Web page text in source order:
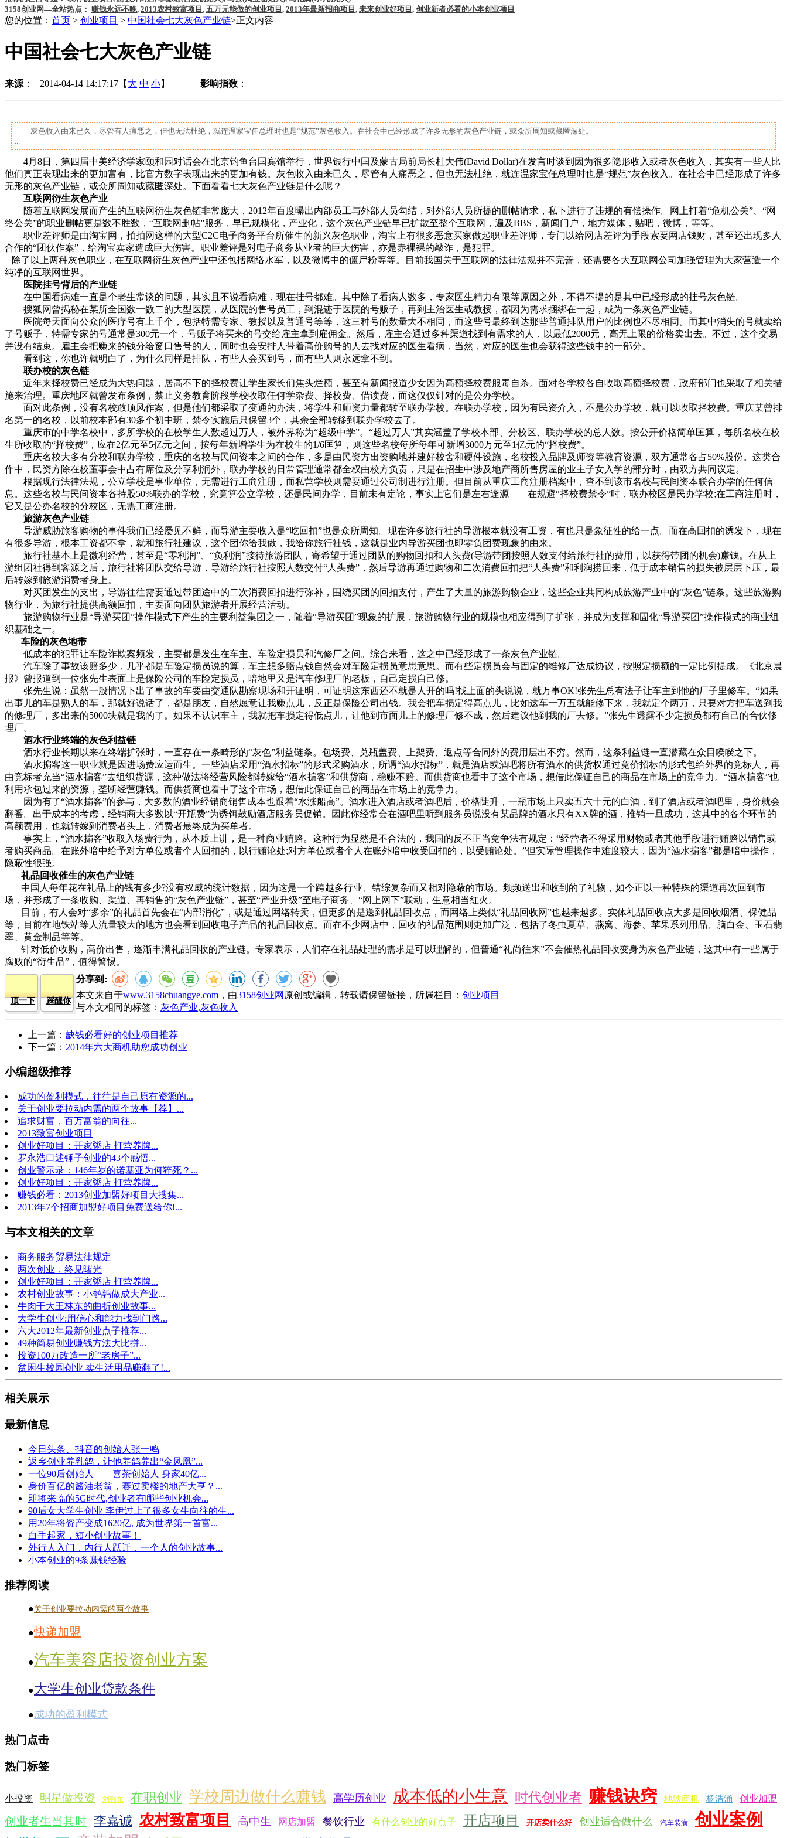
3158创业网—全站热点： 赚钱永远不晚, 2013农村致富项目 , 五万元能做的创业项目 , 2013年最新招商项目 , 未来创业好项目 , 创业新者必看的小本创业项目
您的位置： 首页 > 创业项目 > 中国社会七大灰色产业链>正文内容
中国社会七大灰色产业链
来源 ： 2014-04-14 14:17:17【 大 中 小】 影响指数 ：
灰色收入由来已久，尽管有人痛恶之，但也无法杜绝，就连温家宝任总理时也是“规范”灰色收入。在社会中已经形成了许多无形的灰色产业链，或众所周知或藏匿深处。
4月8日，第四届中美经济学家颐和园对话会在北京钓鱼台国宾馆举行，世界银行中国及蒙古局前局长杜大伟(David Dollar)在发言时谈到因为很多隐形收入或者灰色收入，其实有一些人比
他们真正表现出来的更加富有，比官方数字表现出来的更加有钱。灰色收入由来已久，尽管有人痛恶之，但也无法杜绝，就连温家宝任总理时也是“规范”灰色收入。在社会中已经形成了许多
无形的灰色产业链，或众所周知或藏匿深处。下面看看七大灰色产业链是什么呢？
互联网衍生灰色产业
随着互联网发展而产生的互联网衍生灰色链非常庞大，2012年百度曝出内部员工与外部人员勾结，对外部人员所提的删帖请求，私下进行了违规的有偿操作。网上打着“危机公关”、“网
络公关”的职业删帖更是数不胜数，“互联网删帖”服务，早已规模化，产业化，这个灰色产业链早已扩散至整个互联网，遍及BBS，新闻门户，地方媒体，贴吧，微博，等等。
职业差评师是由淘宝网，拍拍网这样的大型C2C电子商务平台所催生的新兴灰色职业，淘宝上有很多恶意买家做起职业差评师，专门以给网店差评为手段索要网店钱财，甚至还出现多人
合作的“团伙作案”，给淘宝卖家造成巨大伤害。职业差评是对电子商务从业者的巨大伤害，亦是赤裸裸的敲诈，是犯罪。
除了以上两种灰色职业，在互联网衍生灰色产业中还包括网络水军，以及微博中的僵尸粉等等。目前我国关于互联网的法律法规并不完善，还需要各大互联网公司加强管理为大家营造一个
纯净的互联网世界。
医院挂号背后的产业链
在中国看病难一直是个老生常谈的问题，其实且不说看病难，现在挂号都难。其中除了看病人数多，专家医生精力有限等原因之外，不得不提的是其中已经形成的挂号灰色链。
搜狐网曾揭秘在某所全国数一数二的大型医院，从医院的售号员工，到混迹于医院的号贩子，再到主治医生或教授，都因为需求捆绑在一起，成为一条灰色产业链。
医院每天面向公众的医疗号有上千个，包括特需专家、教授以及普通号等等，这三种号的数量大不相同，而这些号最终到达那些普通排队用户的比例也不尽相同。而其中消失的号就卖给
了号贩子，特需专家的号通常是300元一个，号贩子将买来的号交给雇主拿到雇佣金。然后，雇主会通过多种渠道找到有需求的人，以最低2000元，高无上限的价格卖出去。不过，这个交易
并没有结束。雇主会把赚来的钱分给窗口售号的人，同时也会安排人带着高价购号的人去找对应的医生看病，当然，对应的医生也会获得这些钱中的一部分。
看到这，你也许就明白了，为什么同样是排队，有些人会买到号，而有些人则永远拿不到。
联办校的灰色链
近年来择校费已经成为大热问题，居高不下的择校费让学生家长们焦头烂额，甚至有新闻报道少女因为高额择校费服毒自杀。面对各学校各自收取高额择校费，政府部门也采取了相关措
施来治理。重庆地区就曾发布条例，禁止义务教育阶段学校收取任何学杂费、择校费、借读费，而这仅仅针对的是公办学校。
面对此条例，没有名校敢顶风作案，但是他们都采取了变通的办法，将学生和师资力量都转至联办学校。在联办学校，因为有民资介入，不是公办学校，就可以收取择校费。重庆某曾排
名第一的名校，以前校本部有30多个初中班，禁令实施后只保留3个，其余全部转移到联办学校去了。
重庆市的中学名校中，多所学校的在校学生人数超过万人，被外界称为“超级中学”。“超过万人”其实涵盖了学校本部、分校区、联办学校的总人数。按公开价格简单匡算，每所名校在校
生所收取的“择校费”，应在2亿元至5亿元之间，按每年新增学生为在校生的1/6匡算，则这些名校每所每年可新增3000万元至1亿元的“择校费”。
重庆名校大多有分校和联办学校，重庆的名校与民间资本之间的合作，多是由民资方出资购地并建好校舍和硬件设施，名校投入品牌及师资等教育资源，双方通常各占50%股份。这类合
作中，民资方除在校董事会中占有席位及分享利润外，联办学校的日常管理通常都全权由校方负责，只是在招生中涉及地产商所售房屋的业主子女入学的部分时，由双方共同议定。
根据现行法律法规，公立学校是事业单位，无需进行工商注册，而私营学校则需要通过公司制进行注册。但目前从重庆工商注册档案中，查不到该市名校与民间资本联合办学的任何信
息。这些名校与民间资本各持股50%联办的学校，究竟算公立学校，还是民间办学，目前未有定论，事实上它们是左右逢源——在规避“择校费禁令”时，联办校区是民办学校;在工商注册时，
它又是公办名校的分校区，无需工商注册。
旅游灰色产业链
导游威胁旅客购物的事件我们已经屡见不鲜，而导游主要收入是“吃回扣”也是众所周知。现在许多旅行社的导游根本就没有工资，有也只是象征性的给一点。而在高回扣的诱发下，现在
有很多导游，根本工资都不拿，就和旅行社建议，这个团你给我做，我给你旅行社钱，这就是业内导游买团也即零负团费现象的由来。
旅行社基本上是微利经营，甚至是“零利润”、“负利润”接待旅游团队，寄希望于通过团队的购物回扣和人头费(导游带团按照人数支付给旅行社的费用，以获得带团的机会)赚钱。在从上
游组团社得到客源之后，旅行社将团队交给导游，导游给旅行社按照人数交付“人头费”，然后导游再通过购物和二次消费回扣把“人头费”和利润捞回来，低于成本销售的损失被层层下压，最
后转嫁到旅游消费者身上。
对买团发生的支出，导游往往需要通过带团途中的二次消费回扣进行弥补，围绕买团的回扣支付，产生了大量的旅游购物企业，这些企业共同构成旅游产业中的“灰色”链条。这些旅游购
物行业，为旅行社提供高额回扣，主要面向团队旅游者开展经营活动。
旅游购物行业是“导游买团”操作模式下产生的主要利益集团之一，随着“导游买团”现象的扩展，旅游购物行业的规模也相应得到了扩张，并成为支撑和固化“导游买团”操作模式的商业组
织基础之一。
车险的灰色地带
低成本的犯罪让车险诈欺案频发，主要都是发生在车主、车险定损员和汽修厂之间。综合来看，这之中已经形成了一条灰色产业链。
汽车除了事故该赔多少，几乎都是车险定损员说的算，车主想多赔点钱自然会对车险定损员意思意思。而有些定损员会与固定的维修厂达成协议，按照定损额的一定比例提成。《北京晨
报》曾报道到一位张先生表面上是保险公司的车险定损员，暗地里又是汽车修理厂的老板，自己定损自己修。
张先生说：虽然一般情况下出了事故的车要由交通队勘察现场和开证明，可证明这东西还不就是人开的吗!找上面的头说说，就万事OK!张先生总有法子让车主到他的厂子里修车。“如果
出事儿的车是熟人的车，那就好说话了，都是朋友，自然愿意让我赚点儿，反正是保险公司出钱。我会把车损定得高点儿，比如这车一万五就能修下来，我就定个两万，只要对方把车送到我
的修理厂，多出来的5000块就是我的了。如果不认识车主，我就把车损定得低点儿，让他到市面儿上的修理厂修不成，然后建议他到我的厂去修。”张先生透露不少定损员都有自己的合伙修
理厂。
酒水行业终端的灰色利益链
酒水行业长期以来在终端扩张时，一直存在一条畸形的“灰色”利益链条。包场费、兑瓶盖费、上架费、返点等合同外的费用层出不穷。然而，这条利益链一直潜藏在众目睽睽之下。
酒水掮客这一职业就是因进场费应运而生。一些酒店采用“酒水招标”的形式采购酒水，所谓“酒水招标”，就是酒店或酒吧将所有酒水的供货权通过竞价招标的形式包给外界的竞标人，再
由竞标者充当“酒水掮客”去组织货源，这种做法将经营风险都转嫁给“酒水掮客”和供货商，稳赚不赔。而供货商也看中了这个市场，想借此保证自己的商品在市场上的竞争力。“酒水掮客”也
利用承包过来的资源，垄断经营赚钱。而供货商也看中了这个市场，想借此保证自己的商品在市场上的竞争力。
因为有了“酒水掮客”的参与，大多数的酒业经销商销售成本也跟着“水涨船高”。酒水进入酒店或者酒吧后，价格陡升，一瓶市场上只卖五六十元的白酒，到了酒店或者酒吧里，身价就会
翻番。出于成本的考虑，经销商大多数以“开瓶费”为诱饵鼓励酒店服务员促销。因此你经常会在酒吧里听到服务员说没有某品牌的酒水只有XX牌的酒，推销一旦成功，这其中的各个环节的
高额费用，也就转嫁到消费者头上，消费者最终成为买单者。
事实上，“酒水掮客”收取入场费行为，从本质上讲，是一种商业贿赂。这种行为显然是不合法的，我国的反不正当竞争法有规定：“经营者不得采用财物或者其他手段进行贿赂以销售或
者购买商品。在账外暗中给予对方单位或者个人回扣的，以行贿论处;对方单位或者个人在账外暗中收受回扣的，以受贿论处。”但实际管理操作中难度较大，因为“酒水掮客”都是暗中操作，
隐蔽性很强。
礼品回收催生的灰色产业链
中国人每年花在礼品上的钱有多少?没有权威的统计数据，因为这是一个跨越多行业、错综复杂而又相对隐蔽的市场。频频送出和收到的了礼物，如今正以一种特殊的渠道再次回到市
场，并形成了一条收购、渠道、再销售的“灰色产业链”，甚至“产业升级”至电子商务、“网上网下”联动，生意相当红火。
目前，有人会对“多余”的礼品首先会在“内部消化”，或是通过网络转卖，但更多的是送到礼品回收点，而网络上类似“礼品回收网”也越来越多。实体礼品回收点大多是回收烟酒、保健品
等，目前在地铁站等人流量较大的地方也会看到回收电子产品的礼品回收点。而在不少网店中，回收的礼品范围则更加广泛，包括了冬虫夏草、燕窝、海参、苹果系列用品、脑白金、玉石翡
翠、黄金制品等等。
针对低价收购，高价出售，逐渐丰满礼品回收的产业链。专家表示，人们存在礼品处理的需求是可以理解的，但普通“礼尚往来”不会催热礼品回收变身为灰色产业链，这其中有一些属于
腐败的“衍生品”，值得警惕。
顶一下 踩醒你
分享到:
本文来自于www.3158chuangye.com ，由3158创业网 原创或编辑，转载请保留链接，所属栏目： 创业项目
与本文相同的标签： 灰色产业,灰色收入
上一篇： 缺钱必看好的创业项目推荐
下一篇： 2014年六大商机助您成功创业
小编超级推荐
成功的盈利模式，往往是自己原有资源的...
关于创业要拉动内需的两个故事【荐】...
追求财富，百万富翁的向往...
2013致富创业项目
创业好项目：开家粥店 打营养牌...
罗永浩口述锤子创业的43个感悟...
创业警示录：146年岁的诺基亚为何猝死？...
创业好项目：开家粥店 打营养牌...
赚钱必看：2013创业加盟好项目大搜集...
2013年7个招商加盟好项目免费送给你!...
与本文相关的文章
商务服务贸易法律规定
两次创业，终见曙光
创业好项目：开家粥店 打营养牌...
农村创业故事：小鹌鹑做成大产业...
牛肉干大王林东的曲折创业故事...
大学生创业:用信心和能力找到门路...
六大2012年最新创业点子推荐...
49种简易创业赚钱方法大比拼...
投资100万改造一所“老房子”...
贫困生校园创业 卖生活用品赚翻了!...
相关展示
最新信息
今日头条、抖音的创始人张一鸣
返乡创业养乳鸽，让他养鸽养出“金凤凰”...
一位90后创始人——喜茶创始人 身家40亿...
身价百亿的酱油老翁，赛过卖楼的地产大亨？...
即将来临的5G时代,创业者有哪些创业机会...
90后女大学生创业 李伊过上了很多女生向往的生...
用20年将资产变成1620亿, 成为世界第一首富...
白手起家，短小创业故事！
外行人入门，内行人跃迁，一个人的创业故事...
小本创业的9条赚钱经验
推荐阅读
●关于创业要拉动内需的两个故事
●快递加盟
●汽车美容店投资创业方案
●大学生创业贷款条件
●成功的盈利模式
热门点击
热门标签
小投资 明星做投资 刘强东 在职创业 学校周边做什么赚钱 高学历创业 成本低的小生意 时代创业者 赚钱诀窍 地铁商机 杨浩涌 创业加盟
创业者生当其时 李嘉诚 农村致富项目 高中生 网店加盟 餐饮行业 有什么创业的好点子 开店项目 开店卖什么好 创业适合做什么 汽车装潢 创业案例